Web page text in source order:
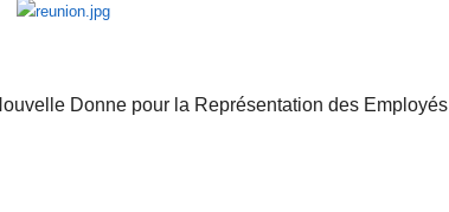
Donne pour la Représentation des Employés